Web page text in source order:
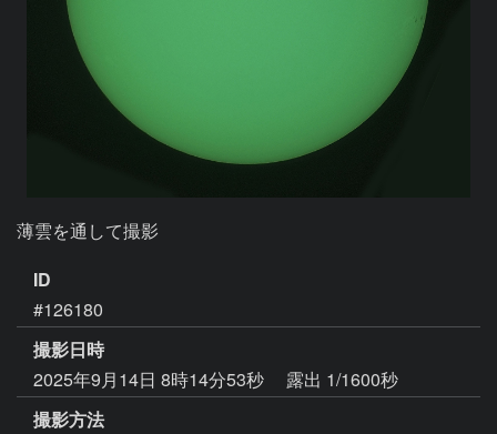
薄雲を通して撮影
ID
#126180
撮影日時
2025年9月14日 8時14分53秒
露出 1/1600秒
撮影方法